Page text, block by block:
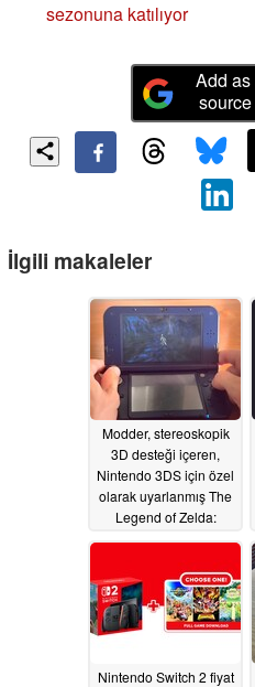
sezonuna katılıyor
Add as
İlgili makaleler
Modder, stereoskopik
3D desteği içeren,
Nintendo 3DS için özel
olarak uyarlanmış The
Legend of Zelda:
07/12/2026
Nintendo Switch 2 fiyat